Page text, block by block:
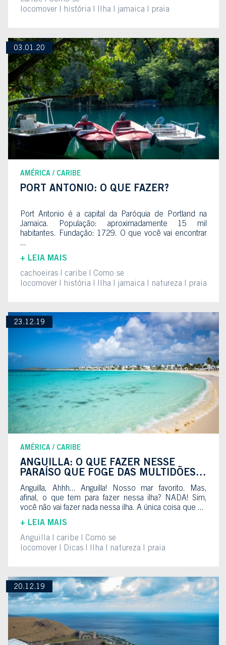
locomover
história Ilha jamaica praia
03.01.20
AMÉRICA CARIBE
PORT ANTONIO: O QUE FAZER?
Port Antonio é a capital da Paróquia de Portland na
Jamaica. População: aproximadamente 15 mil
habitantes. Fundação: 1729. O que você vai encontrar
...
+ LEIA MAIS
cachoeiras
caribe
Como se
locomover
história Ilha jamaica natureza praia
23.12.19
AMÉRICA CARIBE
ANGUILLA: O QUE FAZER NESSE
PARAÍSO QUE FOGE DAS MULTIDÕES
TU...
Anguilla, Ahhh... Anguilla! Nosso mar favorito. Mas,
afinal, o que tem para fazer nessa ilha? NADA! Sim,
você não vai fazer nada nessa ilha. A única coisa que ...
+ LEIA MAIS
Anguilla
caribe
Como se
locomover
Dicas Ilha natureza praia
20.12.19